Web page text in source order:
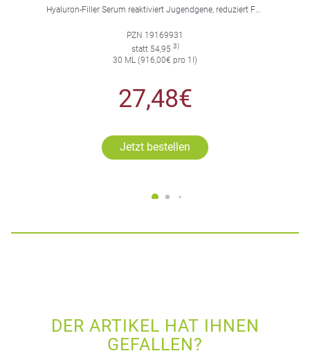
PZN 19169931
statt 54,95 3)
30 ML (916,00€ pro 1l)
27,48€
Jetzt bestellen
DER ARTIKEL HAT IHNEN
GEFALLEN?